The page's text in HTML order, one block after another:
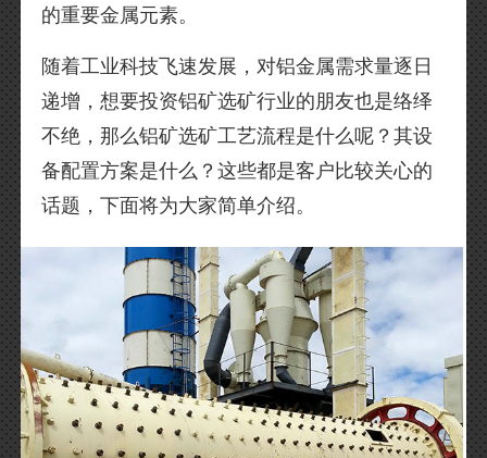
的重要金属元素。
随着工业科技飞速发展，对铝金属需求量逐日
递增，想要投资铝矿选矿行业的朋友也是络绎
不绝，那么铝矿选矿工艺流程是什么呢？其设
备配置方案是什么？这些都是客户比较关心的
话题，下面将为大家简单介绍。